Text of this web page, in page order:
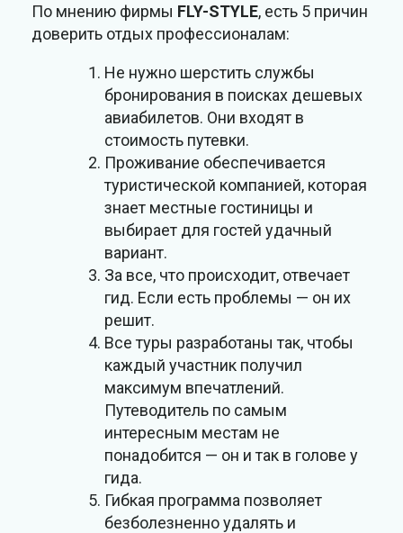
По мнению фирмы FLY-STYLE, есть 5 причин
доверить отдых профессионалам:
Не нужно шерстить службы
бронирования в поисках дешевых
авиабилетов. Они входят в
стоимость путевки.
Проживание обеспечивается
туристической компанией, которая
знает местные гостиницы и
выбирает для гостей удачный
вариант.
За все, что происходит, отвечает
гид. Если есть проблемы — он их
решит.
Все туры разработаны так, чтобы
каждый участник получил
максимум впечатлений.
Путеводитель по самым
интересным местам не
понадобится — он и так в голове у
гида.
Гибкая программа позволяет
безболезненно удалять и